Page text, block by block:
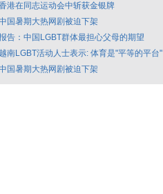
港在同志运动会中斩获金银牌
国暑期大热网剧被迫下架
告：中国LGBT群体最担心父母的期望
越南LGBT活动人士表示: 体育是"平等的平台"
国暑期大热网剧被迫下架